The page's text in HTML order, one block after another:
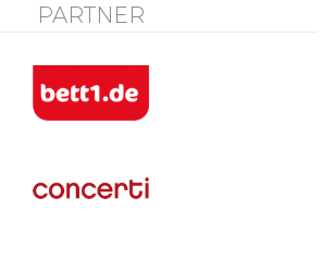
PARTNER